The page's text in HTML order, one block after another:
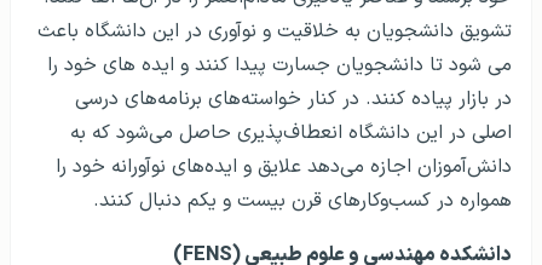
تشویق دانشجویان به خلاقیت و نوآوری در این دانشگاه باعث
می شود تا دانشجویان جسارت پیدا کنند و ایده های خود را
در بازار پیاده کنند. در کنار خواسته‌های برنامه‌های درسی
اصلی در این دانشگاه انعطاف‌پذیری حاصل می‌شود که به
دانش‌آموزان اجازه می‌دهد علایق و ایده‌های نوآورانه خود را
همواره در کسب‌وکارهای قرن بیست و یکم دنبال کنند.
دانشکده مهندسی و علوم طبیعی (FENS)